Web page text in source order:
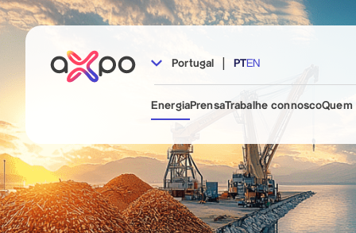
Portugal | PTEN
EnergiaPrensaTrabalhe connoscoQuem